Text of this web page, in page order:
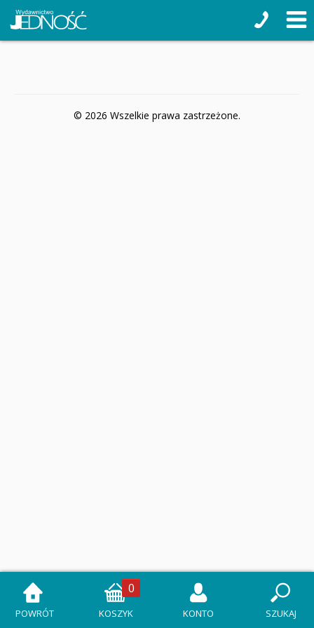
© 2026 Wszelkie prawa zastrzeżone.
POWRÓT
0
KOSZYK KONTO SZUKAJ